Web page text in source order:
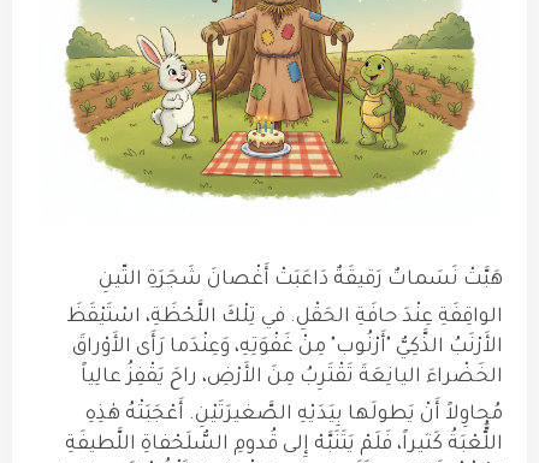
هَبَّتْ نَسَماتٌ رَقيقَةٌ دَاعَبَتْ أَغْصانَ شَجَرَةِ التّينِ
الواقِفَةِ عِنْدَ حافَةِ الحَقْلِ. في تِلْكَ اللَّحْظَةِ، اسْتَيْقَظَ
الأَرْنَبُ الذَّكِيُّ "أَرْنُوب" مِنْ غَفْوَتِهِ، وَعِنْدَما رَأَى الأَوْراقَ
الخَضْراءَ اليانِعَةَ تَقْتَرِبُ مِنَ الأَرْضِ، راحَ يَقْفِزُ عالِياً
مُحاوِلاً أَنْ يَطولَها بِيَدَيْهِ الصَّغيرَتَيْنِ. أَعْجَبَتْهُ هٰذِهِ
اللَُّّعْبَةُ كَثيراً، فَلَمْ يَتَنَبَّهْ إِلى قُدومِ السُّلَحْفاةِ اللَّطيفَةِ